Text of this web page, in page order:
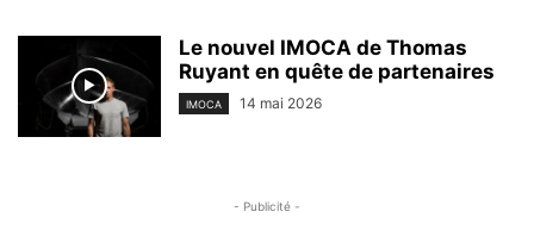
Le nouvel IMOCA de Thomas
Ruyant en quête de partenaires
IMOCA 14 mai 2026
- Publicité -